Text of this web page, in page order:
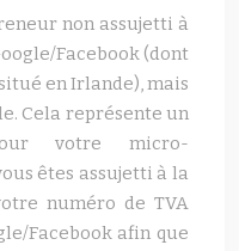
non assujetti à
Facebook (dont
en Irlande), mais
Cela représente un
votre micro-
êtes assujetti à la
numéro de TVA
Facebook afin que